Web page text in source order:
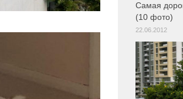
Самая
(10 фото)
22.06.2012